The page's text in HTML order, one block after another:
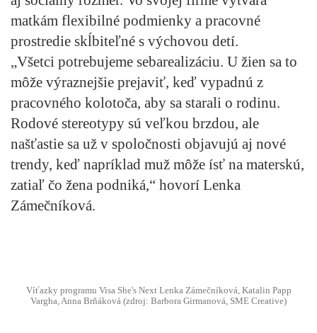
matkám flexibilné podmienky a pracovné
prostredie skĺbiteľné s výchovou detí.
„Všetci potrebujeme sebarealizáciu. U žien sa to
môže výraznejšie prejaviť, keď vypadnú z
pracovného kolotoča, aby sa starali o rodinu.
Rodové stereotypy sú veľkou brzdou, ale
našťastie sa už v spoločnosti objavujú aj nové
trendy, keď napríklad muž môže ísť na materskú,
zatiaľ čo žena podniká,“ hovorí Lenka
Zámečníková.
Víťazky programu Visa She's Next Lenka Zámečníková, Katalin Papp
Vargha, Anna Brňáková (zdroj: Barbora Girmanová, SME Creative)